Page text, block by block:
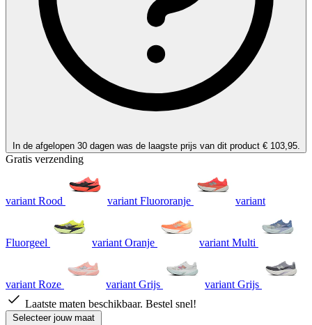
In de afgelopen 30 dagen was de laagste prijs van dit product € 103,95.
Gratis verzending
variant Rood variant Fluororanje variant
Fluorgeel variant Oranje variant Multi
variant Roze variant Grijs
variant Grijs
Laatste maten beschikbaar. Bestel snel!
Selecteer jouw maat